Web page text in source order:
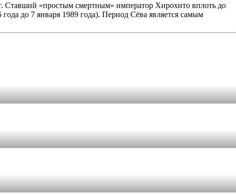
Ставший «простым смертным» император Хирохито вплоть до
до 7 января 1989 года). Период Сёва является самым